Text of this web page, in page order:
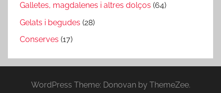
Galletes, magdalenes i altres dolços (64)
Gelats i begudes (28)
Conserves (17)
WordPress Theme: Donovan by ThemeZee.